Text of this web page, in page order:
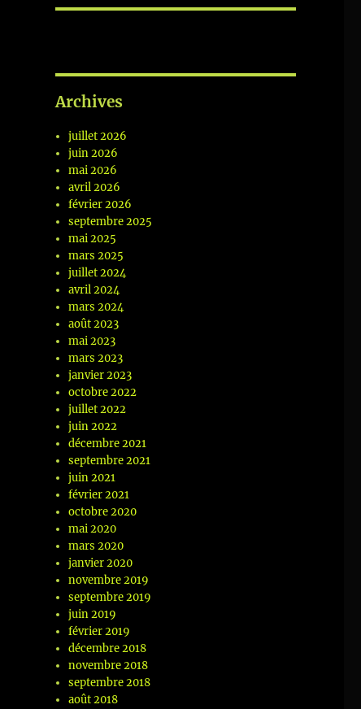
Archives
juillet 2026
juin 2026
mai 2026
avril 2026
février 2026
septembre 2025
mai 2025
mars 2025
juillet 2024
avril 2024
mars 2024
août 2023
mai 2023
mars 2023
janvier 2023
octobre 2022
juillet 2022
juin 2022
décembre 2021
septembre 2021
juin 2021
février 2021
octobre 2020
mai 2020
mars 2020
janvier 2020
novembre 2019
septembre 2019
juin 2019
février 2019
décembre 2018
novembre 2018
septembre 2018
août 2018